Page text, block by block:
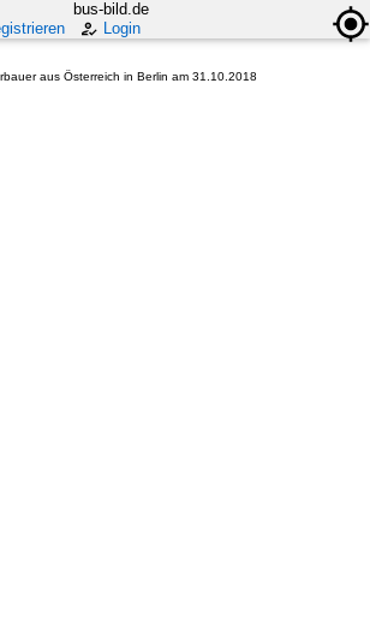
bus-bild.de
Login
aus Österreich in Berlin am 31.10.2018